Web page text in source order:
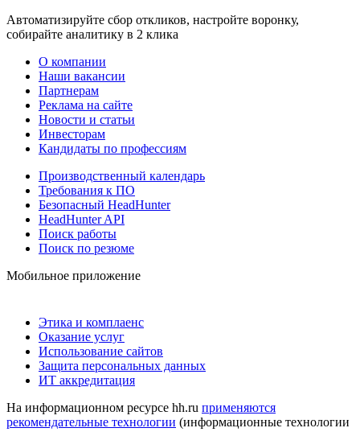
Автоматизируйте сбор откликов, настройте воронку,
собирайте аналитику в 2 клика
О компании
Наши вакансии
Партнерам
Реклама на сайте
Новости и статьи
Инвесторам
Кандидаты по профессиям
Производственный календарь
Требования к ПО
Безопасный HeadHunter
HeadHunter API
Поиск работы
Поиск по резюме
Мобильное приложение
Этика и комплаенс
Оказание услуг
Использование сайтов
Защита персональных данных
ИТ аккредитация
На информационном ресурсе hh.ru применяются
рекомендательные технологии (информационные технологии